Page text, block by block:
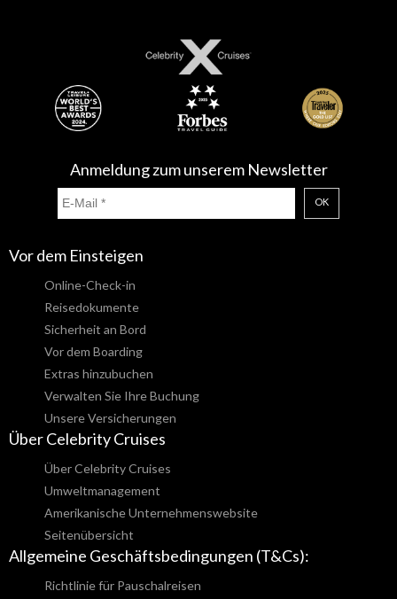
Anmeldung zum unserem Newsletter
OK
Vor dem Einsteigen
Online-Check-in
Reisedokumente
Sicherheit an Bord
Vor dem Boarding
Extras hinzubuchen
Verwalten Sie Ihre Buchung
Unsere Versicherungen
Über Celebrity Cruises
Über Celebrity Cruises
Umweltmanagement
Amerikanische Unternehmenswebsite
Seitenübersicht
Allgemeine Geschäftsbedingungen (T&Cs):
Richtlinie für Pauschalreisen